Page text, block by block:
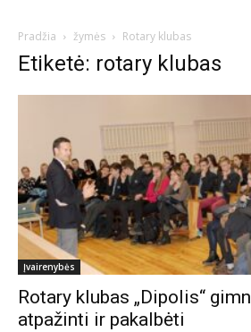
Pradžia žymės Rotary klubas
Etiketė: rotary klubas
Įvairenybės
Rotary klubas „Dipolis“
atpažinti ir pakalbėti